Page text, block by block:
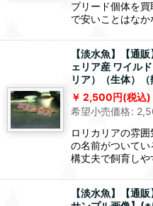
ブリード個体を
で安いことはなか
【淡水魚】【通
ェリア産 ワイル
リア）（生体）
2,500円(税込)
希望小売価格:
ロリカリアの雰
の名前がついて
構丈夫で飼育しや
【淡水魚】【通